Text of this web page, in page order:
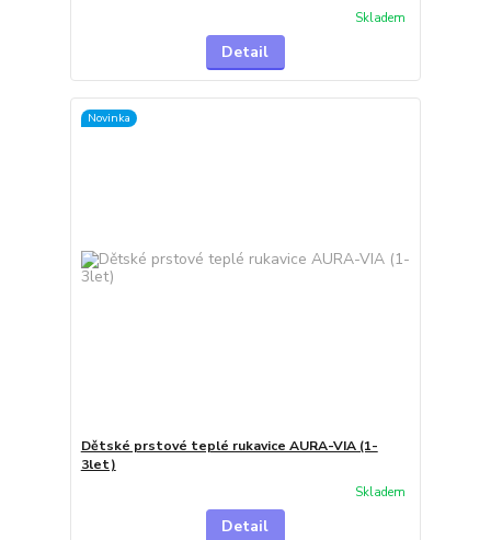
Skladem
Detail
Novinka
Dětské prstové teplé rukavice AURA-VIA (1-
3let)
Skladem
Detail